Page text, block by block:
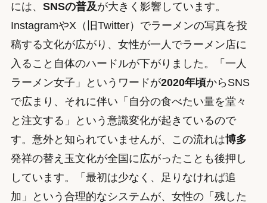
には、 SNSの普及が大きく影響しています。
InstagramやX（旧Twitter）でラーメンの写真を投
稿する文化が広がり、女性が一人でラーメン店に
入ること自体のハードルが下がりました。「一人
ラーメン女子」というワードが2020年頃からSNS
で広まり、それに伴い「自分の食べたい量を堂々
と注文する」という意識変化が起きているので
す。意外と知られていませんが、この流れは博多
発祥の替え玉文化が全国に広がったことも後押し
しています。「最初は少なく、足りなければ追
加」という合理的なシステムが、女性の「残した